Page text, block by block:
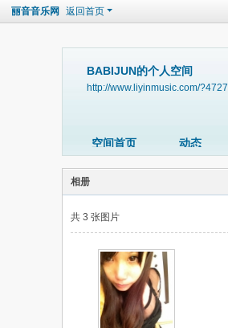
丽音音乐网 返回首页
BABIJUN的个人空间
http://www.liyinmusic.com/?4727
空间首页 动态
相册
共 3 张图片